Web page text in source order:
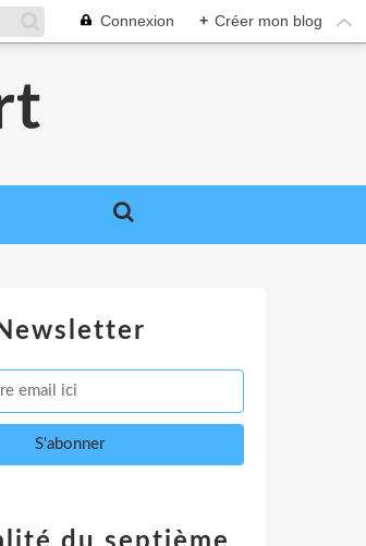
Connexion + Créer mon blog